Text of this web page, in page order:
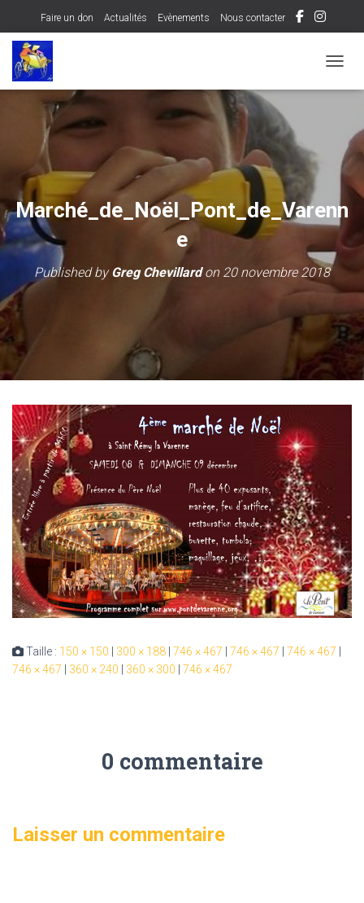
Faire un don Actualités Evènements Nous contacter
Marché_de_Noël_Pont_de_Varenn
e
Published byGreg Chevillardon 20 novembre 2018
Taille : 150 × 150 300 × 188 746 × 467 746 × 467 746 × 467
746 × 467
360 × 240 360 × 300 746 × 467
0 commentaire
Laisser un commentaire